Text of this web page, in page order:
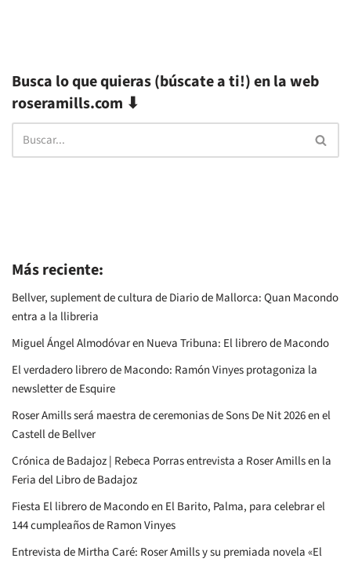
Busca lo que quieras (búscate a ti!) en la web
roseramills.com ⬇
Más reciente:
Bellver, suplement de cultura de Diario de Mallorca: Quan Macondo
entra a la llibreria
Miguel Ángel Almodóvar en Nueva Tribuna: El librero de Macondo
El verdadero librero de Macondo: Ramón Vinyes protagoniza la
newsletter de Esquire
Roser Amills será maestra de ceremonias de Sons De Nit 2026 en el
Castell de Bellver
Crónica de Badajoz | Rebeca Porras entrevista a Roser Amills en la
Feria del Libro de Badajoz
Fiesta El librero de Macondo en El Barito, Palma, para celebrar el
144 cumpleaños de Ramon Vinyes
Entrevista de Mirtha Caré: Roser Amills y su premiada novela «El